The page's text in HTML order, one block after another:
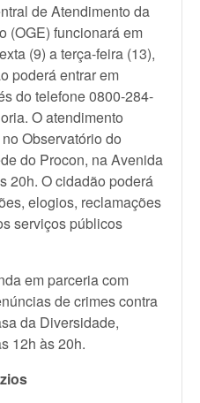
de Atendimento da
(OGE) funcionará em
(9) a terça-feira (13),
poderá entrar em
do telefone 0800-284-
O atendimento
Observatório do
do Procon, na Avenida
20h. O cidadão poderá
elogios, reclamações
serviços públicos
em parceria com
de crimes contra
da Diversidade,
12h às 20h.